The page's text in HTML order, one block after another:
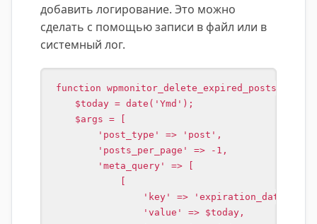
добавить логирование. Это можно
сделать с помощью записи в файл или в
системный лог.
function
    $today = date('Ymd');
    $args = [
        'post_type' => 'post',
        'posts_per_page' => -1,
        'meta_query' => [
                'key' => 'expiration_date',
                'value' => $today,